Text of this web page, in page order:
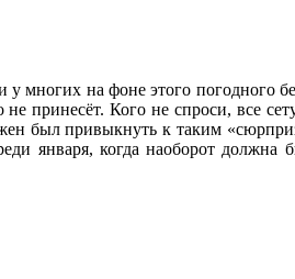
на фоне этого погодного
принесёт. Кого не спроси, все
был привыкнуть к таким
января, когда наоборот должна